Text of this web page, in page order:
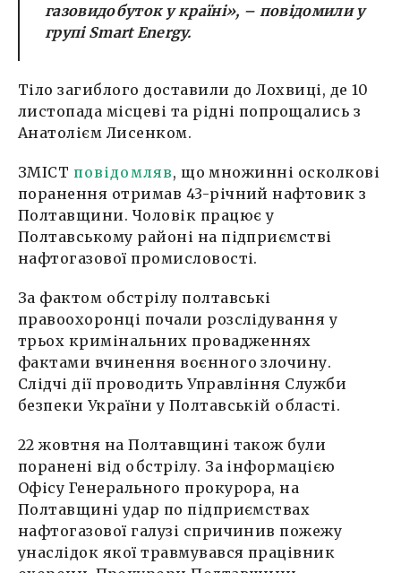
газовидобуток у країні», – повідомили у
групі Smart Energy.
Тіло загиблого доставили до Лохвиці, де 10
листопада місцеві та рідні попрощались з
Анатолієм Лисенком.
ЗМІСТ повідомляв, що множинні осколкові
поранення отримав 43-річний нафтовик з
Полтавщини. Чоловік працює у
Полтавському районі на підприємстві
нафтогазової промисловості.
За фактом обстрілу полтавські
правоохоронці почали розслідування у
трьох кримінальних провадженнях
фактами вчинення воєнного злочину.
Слідчі дії проводить Управління Служби
безпеки України у Полтавській області.
22 жовтня на Полтавщині також були
поранені від обстрілу. За інформацією
Офісу Генерального прокурора, на
Полтавщині удар по підприємствах
нафтогазової галузі спричинив пожежу
унаслідок якої травмувався працівник